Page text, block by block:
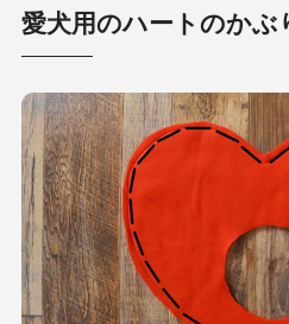
愛犬用のハートのかぶ